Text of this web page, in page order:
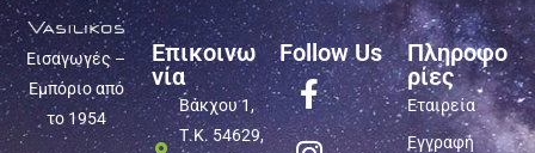
Εισαγωγές –
Εμπόριο από
το 1954
Επικοινω
νία
Βάκχου 1,
Τ.Κ. 54629,
Follow Us
Πληροφο
ρίες
Εταιρεία
Εγγραφή